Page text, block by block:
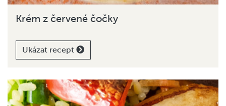
Krém z červené čočky
Ukázat recept